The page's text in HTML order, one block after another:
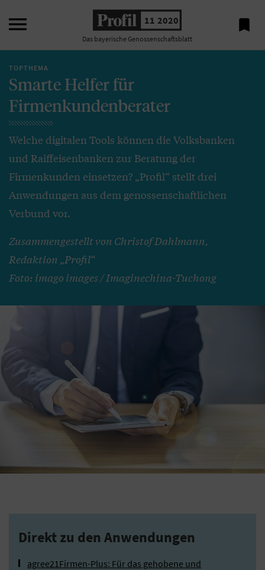
 11 2020
Das bayerische Genossenschaftsblatt

TOPTHEMA
Smarte Helfer für
Firmenkundenberater
Welche digitalen Tools können die Volksbanken
und Raiffeisenbanken zur Beratung der
Firmenkunden einsetzen? „Profil“ stellt drei
Anwendungen aus dem genossenschaftlichen
Verbund vor.
Zusammengestellt von Christof Dahlmann,
Redaktion „Profil“
Foto: imago images / Imaginechina-Tuchong
Direkt zu den Anwendungen
agree21Firmen-Plus: Für das gehobene und